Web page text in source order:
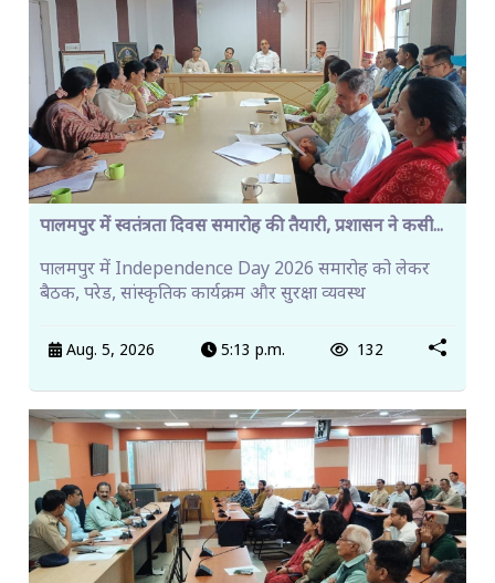
पालमपुर में स्वतंत्रता दिवस समारोह की तैयारी, प्रशासन ने कसी...
पालमपुर में Independence Day 2026 समारोह को लेकर
बैठक, परेड, सांस्कृतिक कार्यक्रम और सुरक्षा व्यवस्थ
Aug. 5, 2026 5:13 p.m. 132